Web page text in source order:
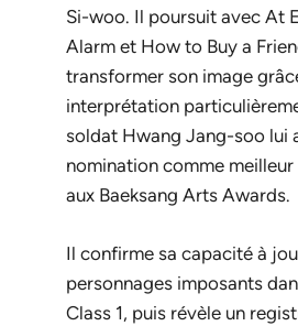
Si-woo. Il poursuit avec At
Alarm et How to Buy a
transformer son image
interprétation
soldat Hwang Jang-soo lui
nomination comme
aux Baeksang Arts Awards.
Il confirme sa capacité à
personnages imposants
Class 1, puis révèle un